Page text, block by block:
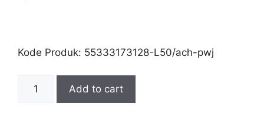
Kode Produk: 55333173128-L50/ach-pwj
HIASAN
Add to cart